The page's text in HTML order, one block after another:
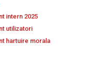
intern 2025
utilizatori
hartuire morala